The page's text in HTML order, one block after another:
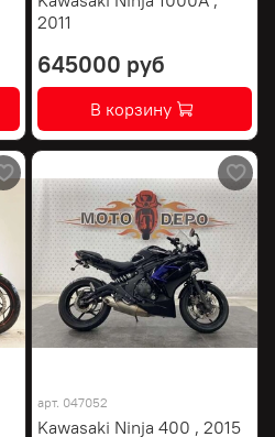
2011
645000 руб
В корзину
арт. 047052
Kawasaki Ninja 400 , 2015